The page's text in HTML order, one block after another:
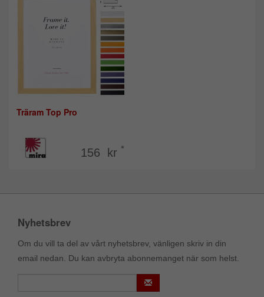
Träram Top Pro
156 kr *
Nyhetsbrev
Om du vill ta del av vårt nyhetsbrev, vänligen skriv in din
email nedan. Du kan avbryta abonnemanget när som helst.